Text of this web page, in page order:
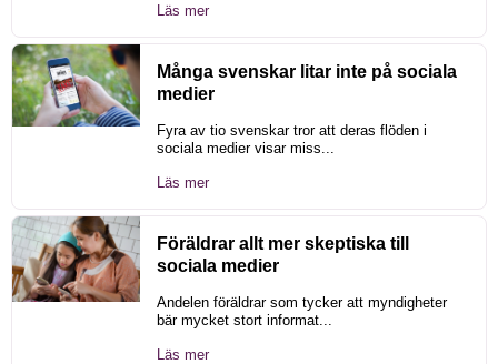
Läs mer
Många svenskar litar inte på sociala
medier
Fyra av tio svenskar tror att deras flöden i
sociala medier visar miss...
Läs mer
Föräldrar allt mer skeptiska till
sociala medier
Andelen föräldrar som tycker att myndigheter
bär mycket stort informat...
Läs mer